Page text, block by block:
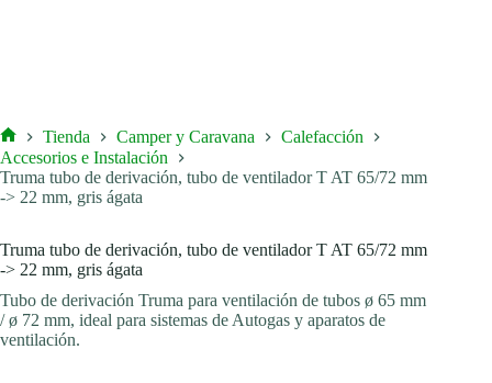
Inicio
Tienda Camper y Caravana
Calefacción
Accesorios e Instalación
Truma tubo de derivación, tubo de ventilador T AT 65/72 mm
-> 22 mm, gris ágata
Truma tubo de derivación, tubo de ventilador T AT 65/72 mm
-> 22 mm, gris ágata
Tubo de derivación Truma para ventilación de tubos ø 65 mm
/ ø 72 mm, ideal para sistemas de Autogas y aparatos de
ventilación.